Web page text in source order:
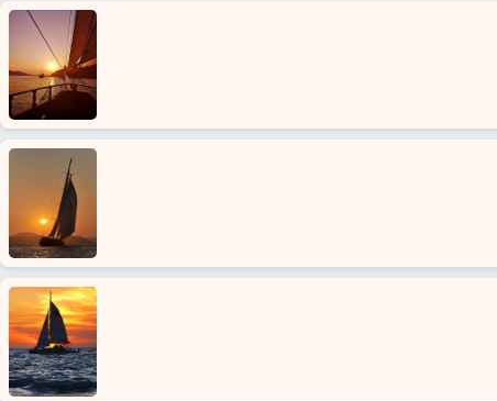
Strona
Główna
Incekum
Alanya
wioski
Blog
Google
opinie